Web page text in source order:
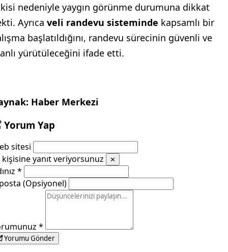
nedeniyle yaygın görünme durumuna dikkat
Ayrıca veli randevu sisteminde kapsamlı bir
başlatıldığını, randevu sürecinin güvenli ve
yürütüleceğini ifade etti.
Haber Merkezi
Yorum Yap
sitesi
kişisine yanıt veriyorsunuz
✕
*
(Opsiyonel)
*
Yorumu Gönder